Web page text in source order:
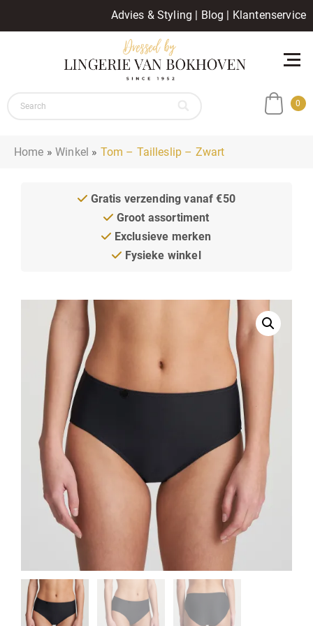
Advies & Styling | Blog | Klantenservice
0
Home »Winkel » Tom – Tailleslip – Zwart
Gratis verzending vanaf €50
Groot assortiment
Exclusieve merken
Fysieke winkel